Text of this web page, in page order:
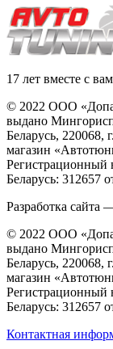
17 лет вместе с
© 2022 ООО
выдано
Беларусь, 220068, г.
магазин
Регистрационный
Беларусь: 312657
Разработка сайта
© 2022 ООО
выдано
Беларусь, 220068, г.
магазин
Регистрационный
Беларусь: 312657
Контактная